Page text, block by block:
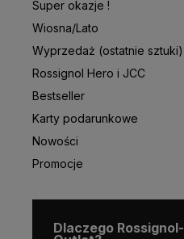
Super okazje !
Wiosna/Lato
Wyprzedaż (ostatnie sztuki)
Rossignol Hero i JCC
Bestseller
Karty podarunkowe
Nowości
Promocje
Dlaczego Rossignol-